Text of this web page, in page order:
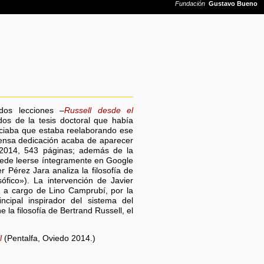
lecciones –Russell desde el
de la tesis doctoral que había
que estaba reelaborando ese
dedicación acaba de aparecer
543 páginas; además de la
leerse íntegramente en Google
Pérez Jara analiza la filosofía de
La intervención de Javier
a cargo de Lino Camprubí, por la
inspirador del sistema del
la filosofía de Bertrand Russell, el
(Pentalfa, Oviedo 2014.)